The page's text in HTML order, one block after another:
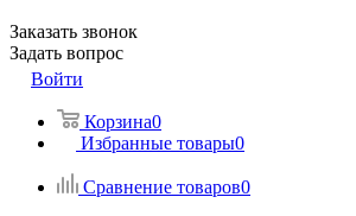
Заказать звонок
Задать вопрос
Войти
Корзина0
Избранные товары0
Сравнение товаров0